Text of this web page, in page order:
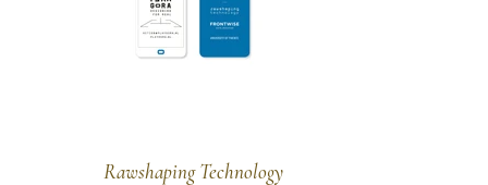
Rawshaping Technology